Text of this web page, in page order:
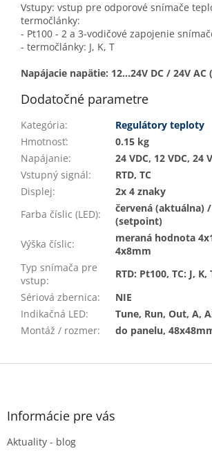
Vstupy: vstup pre odporové snímače
termočlánky:
- Pt100 - 2 a 3-vodičové zapojenie
- termočlánky: J, K, T
Napájacie napätie: 12...24V DC / 24V AC
Dodatočné parametre
Kategória:
Regulátory teploty
Hmotnosť:
0.15 kg
Napájanie:
24 VDC, 12 VDC, 24
Vstupný signál:
RTD, TC
Displej:
2x 4 znaky
Farba číslic (LED):
červená (aktuálna)
(setpoint)
Výška číslic:
meraná hodnota
4x8mm
Typ snímača pre
vstup:
RTD: Pt100, TC: J, K,
Sériová zbernica:
NIE
Indikačná LED:
Tune, Run, Out, A,
Montáž / rozmer: do panelu,
Z
Informácie pre vás
Aktuality - blog